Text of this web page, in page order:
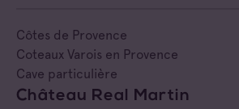
Côtes de Provence Sainte Victoire
Négociant Etranger
Négociant Extérieur
Côtes de Provence
Coteaux Varois en Provence
Cave particulière
Château Real Martin